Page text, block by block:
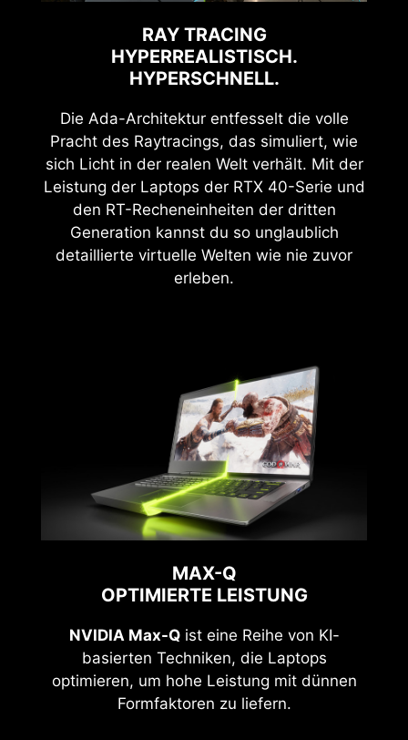
RAY TRACING
HYPERREALISTISCH.
HYPERSCHNELL.
Die Ada-Architektur entfesselt die volle
Pracht des Raytracings, das simuliert, wie
sich Licht in der realen Welt verhält. Mit der
Leistung der Laptops der RTX 40-Serie und
den RT-Recheneinheiten der dritten
Generation kannst du so unglaublich
detaillierte virtuelle Welten wie nie zuvor
erleben.
MAX-Q
OPTIMIERTE LEISTUNG
NVIDIA Max-Qist eine Reihe von KI-
basierten Techniken, die Laptops
optimieren, um hohe Leistung mit dünnen
Formfaktoren zu liefern.